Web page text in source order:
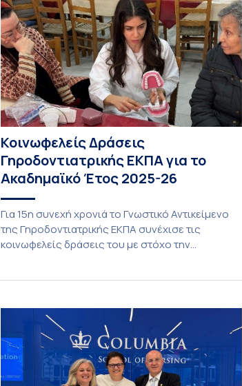
Κοινωφελείς Δράσεις
Γηροδοντιατρικής ΕΚΠΑ για το
Ακαδημαϊκό Έτος 2025-26
Για 15η συνεχή χρονιά το Γνωστικό Αντικείμενο
της Γηροδοντιατρικής ΕΚΠΑ συνέχισε τις
κοινωφελείς δράσεις του με στόχο την
μάθημα της Γηροδοντιατρικής 10ου εξαμήνου,
περιλάμβανε εκπαιδευτικές δραστηριότητες στο
Γηροκομείο-Πτωχοκομείο Αθηνών, στο
Οδοντιατρικό Τμήμα/Μονάδα ΑΜΕΑ Ενηλίκων
Ασκληπιείου Βούλας, στο Κέντρο Γηριατρικής […]